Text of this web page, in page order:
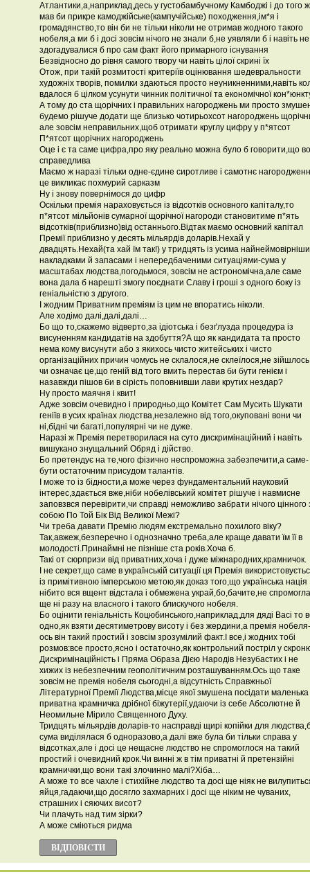
Атлантики,а,наприклад,десь у густобамбучному Камбоджі і до того ж
мав би прикре камоджійське(кампучійське) походження,ім*я і
громадянство,то він би не тільки ніколи не отримав жодного такого
нобеля,а ми б і досі зовсім нічого не знали б,не уявляли б і навіть не
здогадувалися б про сам факт його примарного існування
Безвідносно до рівня самого твору чи навіть цілої скрині їх
Отож, при такій розмитості критеріїв оцінювання шедевральности
художніх творів, помилки здаються просто неуникненними,навіть
вдалося б цілком усунути чинник політичної та економічної
А тому до ста щорічних і правильних нагороджень ми просто
будемо рішуче додати ще близько чотирьохсот нагороджень
але зовсім неправильних,щоб отримати круглу цифру у п*ятсот
П*ятсот щорічних нагороджень
Оце і є та саме цифра,про яку реально можна було б говорити,що
справедлива
Маємо ж наразі тільки одне-єдине сиротливе і самотнє
це викликає похмурий сарказм
Ну і знову повернімося до цифр
Оскільки премія нараховується із відсотків основного капіталу,то
п*ятсот мільйонів сумарної щорічної нагороди становитиме п*ять
відсотків(приблизно)від останнього.Відтак маємо основний капітал
Премії приблизно у десять мільярдів доларів.Нехай у
двадцять.Нехай(та хай їм так!) у тридцять із усима
накладками й запасами і непередбаченими ситуаціями-сума у
масштабах людства,погодьмося, зовсім не астрономічна,але саме
вона дала б нарешті змогу поєднати Славу і гроші з одного боку із
геніальністю з другого.
І жодним Приватним преміям із цим не впоратись ніколи.
Але ходімо далі,далі,далі…
Бо що то,скажемо відверто,за ідіотська і безґлузда процедура із
висуненням кандидатів на здобуття?А що як кандидата та просто
нема кому висунути або з якихось чисто житейських і чисто
організаційних причин чомусь не склалося,не склеїлося,не
чи означає це,що геній від того вмить перестав би бути генієм і
назавжди пішов би в сірість поповнивши лави крутих нездар?
Ну просто маячня і квит!
Адже зовсім очевидно і природньо,що Комітет Сам Мусить Шукати
геніїв в усих країнах людства,незалежно від того,окуповані вони чи
ні,бідні чи багаті,популярні чи не дуже.
Наразі ж Премія перетворилася на суто дискримінаційний і навіть
вишукано знущальний Обряд і дійство.
Бо претендує на те,чого фізично неспроможна забезпечити,а саме-
бути остаточним присудом талантів.
І може то із бідности,а може через фундаментальний науковий
інтерес,здається вже,ніби нобелівський комітет рішуче і навмисне
заповзвся перевірити,чи справді неможливо забрати нічого цінного
собою По Той Бік Від Великої Межі?
Чи треба давати Премію людям екстремально похилого віку?
Так,авжеж,безперечно і однозначно треба,але краще давати їм її в
молодості.Принаймні не пізніше ста років.Хоча б.
Такі от сюрпризи від приватних,хоча і дуже міжнародних,крамничок.
І не секрет,що саме в українській ситуації ця Премія
із примітивною імперською метою,як доказ того,що українська нація
нібито вся вщент відстала і обмежена украй,бо,бачите,не
ще ні разу на власного і такого блискучого нобеля.
Бо оцінити геніальність Коцюбинського,наприклад,для дяді Васі то
одно,як взяти десятиметрову висоту і без жердини,а премія
ось він такий простий і зовсім зрозумілий факт.І все,і жодних тобі
розмов:все просто,ясно і остаточно,як контрольний постріл у
Дискримінаційність і Пряма Образа Дією Народів Незубастих і не
хижих із небезпечним геополітичним розташуванням.Ось що таке
зовсім не премія нобеля сьогодні,а відсутність Справжньої
Літературної Премії Людства,місце якої змушена посідати маленька
приватна крамничка дрібної біжутерії,удаючи із себе Абсолютне й
Неомильне Мірило Священного Духу.
Тридцять мільярдів доларів-то насправді щирі копійки для
сума виділялася б одноразово,а далі вже була би тільки справа у
відсотках,але і досі це нещасне людство не спромоглося на такий
простий і очевидний крок.Чи винні ж в тім приватні й претензійні
крамнички,що вони такі злочинно малі?Хіба…
А може то все чахле і стихійне людство та досі ще ніяк не
яйця,гадаючи,що досягло захмарних і досі ще ніким не чуваних,
страшних і сяючих висот?
Чи плачуть над тим зірки?
А може сміються ридма
ВІДПОВІCТИ